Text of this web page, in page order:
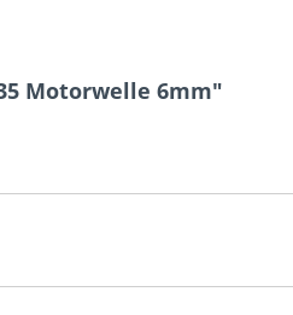
Motorwelle 6mm"